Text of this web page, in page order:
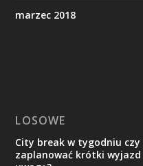
marzec 2018
LOSOWE
City break w tygodniu czy
zaplanować krótki